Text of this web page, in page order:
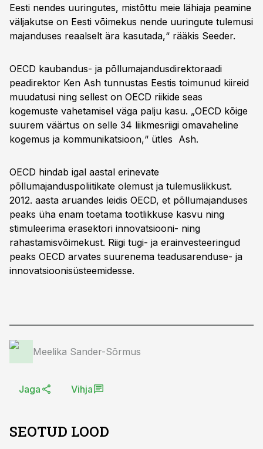
Eesti nendes uuringutes, mistõttu meie lähiaja peamine
väljakutse on Eesti võimekus nende uuringute tulemusi
majanduses reaalselt ära kasutada,“ rääkis Seeder.
OECD kaubandus- ja põllumajandusdirektoraadi
peadirektor Ken Ash tunnustas Eestis toimunud kiireid
muudatusi ning sellest on OECD riikide seas
kogemuste vahetamisel väga palju kasu. „OECD kõige
suurem väärtus on selle 34 liikmesriigi omavaheline
kogemus ja kommunikatsioon,“ ütles Ash.
OECD hindab igal aastal erinevate
põllumajanduspoliitikate olemust ja tulemuslikkust.
2012. aasta aruandes leidis OECD, et põllumajanduses
peaks üha enam toetama tootlikkuse kasvu ning
stimuleerima erasektori innovatsiooni- ning
rahastamisvõimekust. Riigi tugi- ja erainvesteeringud
peaks OECD arvates suurenema teadusarenduse- ja
innovatsioonisüsteemidesse.
Meelika Sander-Sõrmus
Jaga Vihja
SEOTUD LOOD